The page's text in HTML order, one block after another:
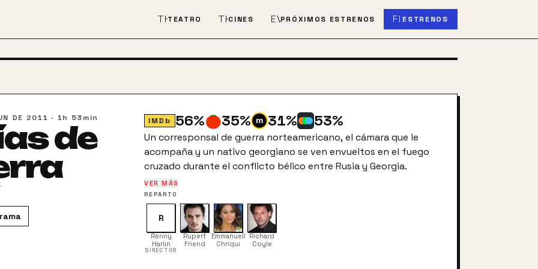
THEATER_COMEDY
TEATRO THEATERS
CINES EVENT_UPCOMING
PRÓXIMOS ESTRENOS FIBER_NEW
ESTRENOS
DE 2011 · 1h 53min
de
IMDb 56% 35% 31% 53%
Un corresponsal de guerra norteamericano, el cámara que le
acompaña y un nativo georgiano se ven envueltos en el fuego
cruzado durante el conflicto bélico entre Rusia y Georgia.
VER MÁS
REPARTO
R
Renny
Harlin
DIRECTOR
Rupert
Friend
Emmanuelle
Chriqui
Richard
Coyle